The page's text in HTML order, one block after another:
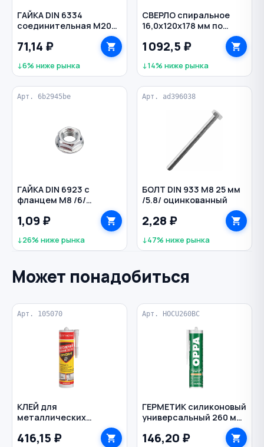
ГАЙКА DIN 6334
соединительная M20
71,14 ₽
↓6% ниже рынка
СВЕРЛО спиральное
16,0x120х178 мм по
металлу класс В Р6М5
цилиндр Проф-В ЗУБР
1 092,5 ₽
↓14% ниже рынка
Арт. 6b2945be
ГАЙКА DIN 6923 с
фланцем M8 /6/
1,09 ₽
↓26% ниже рынка
Арт. ad396038
БОЛТ DIN 933 M8 25 мм
/5.8/ оцинкованный
2,28 ₽
↓47% ниже рынка
Может понадобиться
Арт. 105070
КЛЕЙ для
металлических
огнестойкий 310 мл
416,15 ₽
Арт. HOCU260BC
ГЕРМЕТИК силиконовый
универсальный 260 мл
U OPPA цв. прозрачный
146,20 ₽